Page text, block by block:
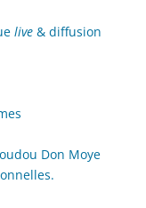
live& diffusion
Don Moye